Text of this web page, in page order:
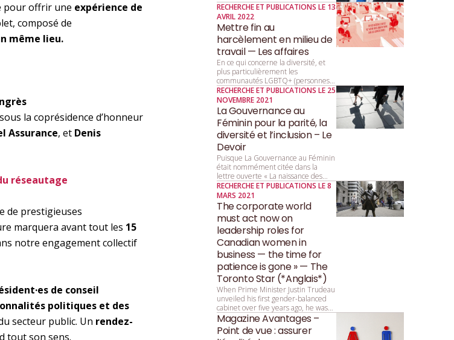
pour offrir une expérience de
composé de
même lieu.
la coprésidence d’honneur
Assurance, et Denis
réseautage
de prestigieuses
marquera avant tout les 15
notre engagement collectif
de conseil
politiques et des
secteur public. Un rendez-
tout son sens.
femmes et les hommes dans tous les
secteurs de la société.
RECHERCHE ET PUBLICATIONS LE 13
AVRIL 2022
Mettre fin au
harcèlement en milieu de
travail — Les affaires
En ce qui concerne la diversité, et
plus particulièrement les
communautés LGBTQ+ (personnes
lesbiennes, gaies, bisexuelles, trans,
queers, et autres personnes de la
diversité sexuelle et de genre), on a
d’abord beaucoup parlé de
tolérance, puis d’acceptation, et l’on
parle désormais d’inclusion.
RECHERCHE ET PUBLICATIONS LE 25
NOVEMBRE 2021
La Gouvernance au
Féminin pour la parité, la
diversité et l’inclusion – Le
Devoir
Puisque La Gouvernance au Féminin
était nommément citée dans la
lettre ouverte « La naissance des
“Girls Clubs” », publiée dans la
rubrique Libre opinion le 22 octobre,
nous estimons important de
répondre à certaines des idées
avancées par l’autrice, afin que notre
organisme et son mandat soient bien
compris.
RECHERCHE ET PUBLICATIONS LE 8
MARS 2021
The corporate world
must act now on
leadership roles for
Canadian women in
business — the time for
patience is gone » — The
Toronto Star (*Anglais*)
When Prime Minister Justin Trudeau
unveiled his first gender-balanced
cabinet over five years ago, he was
asked by reporters why that parity
was so important. He replied:
“Because it’s 2015.”
Magazine Avantages –
Point de vue : assurer